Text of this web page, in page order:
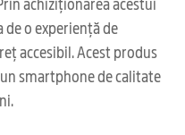
o experiență de
accesibil. Acest produs
smartphone de calitate